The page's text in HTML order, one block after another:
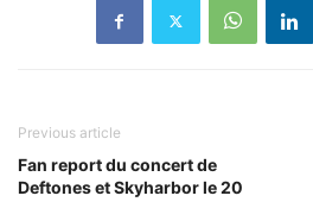
Previous article
Fan report du concert de
Deftones et Skyharbor le 20